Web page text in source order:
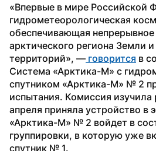
«Впервые в мире Российской
гидрометеорологическая
обеспечивающая
арктического региона Земли
территорий», — говорится в
Система «Арктика-М» с
спутником «Арктика-М» № 2
испытания. Комиссия изучила
апреля приняла устройство в
«Арктика-М» № 2 войдет в
группировки, в которую уже
спутник № 1.